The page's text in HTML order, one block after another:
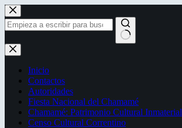
Saltar
al
contenido
Sin
resultados
Inicio
Contactos
Autoridades
Fiesta Nacional del Chamamé
Chamamé: Patrimonio Cultural
Censo Cultural Correntino